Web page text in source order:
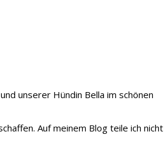
unserer Hündin Bella im schönen
Auf meinem Blog teile ich nicht